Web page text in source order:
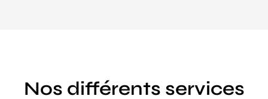
Nos différents services